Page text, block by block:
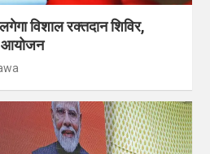
विशाल रक्तदान शिविर,
आयोजन